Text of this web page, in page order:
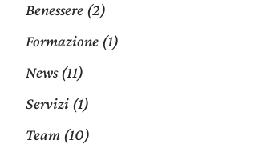
Benessere (2)
Formazione (1)
News(11)
Servizi (1)
Team (10)